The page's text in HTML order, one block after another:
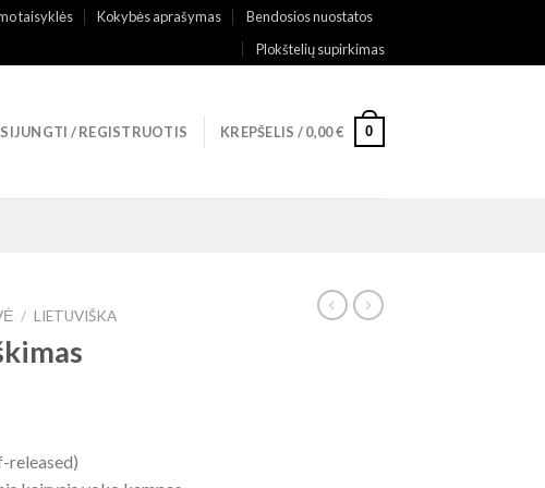
taisyklės Kokybės aprašymas
Bendosios nuostatos
Plokštelių supirkimas
/ REGISTRUOTIS KREPŠELIS /0,00€ 0
/ LIETUVIŠKA
released)